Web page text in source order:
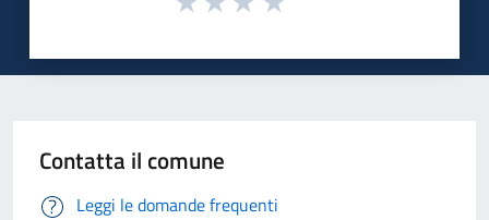
Contatta il comune
Leggi le domande frequenti